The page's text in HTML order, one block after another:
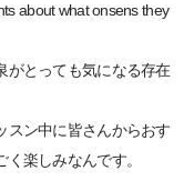
about what onsens they
がとっても気になる存在
スン中に皆さんからおす
楽しみなんです。